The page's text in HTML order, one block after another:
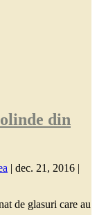
din
| dec. 21, 2016 |
de glasuri care au